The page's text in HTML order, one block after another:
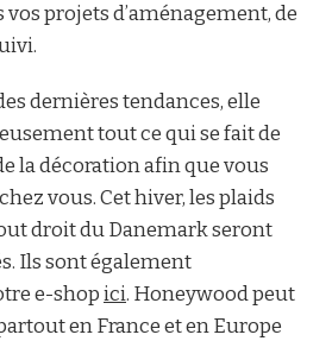
projets d’aménagement, de
dernières tendances, elle
tout ce qui se fait de
la décoration afin que vous
vous. Cet hiver, les plaids
droit du Danemark seront
Ils sont également
e-shopici. Honeywood peut
en France et en Europe